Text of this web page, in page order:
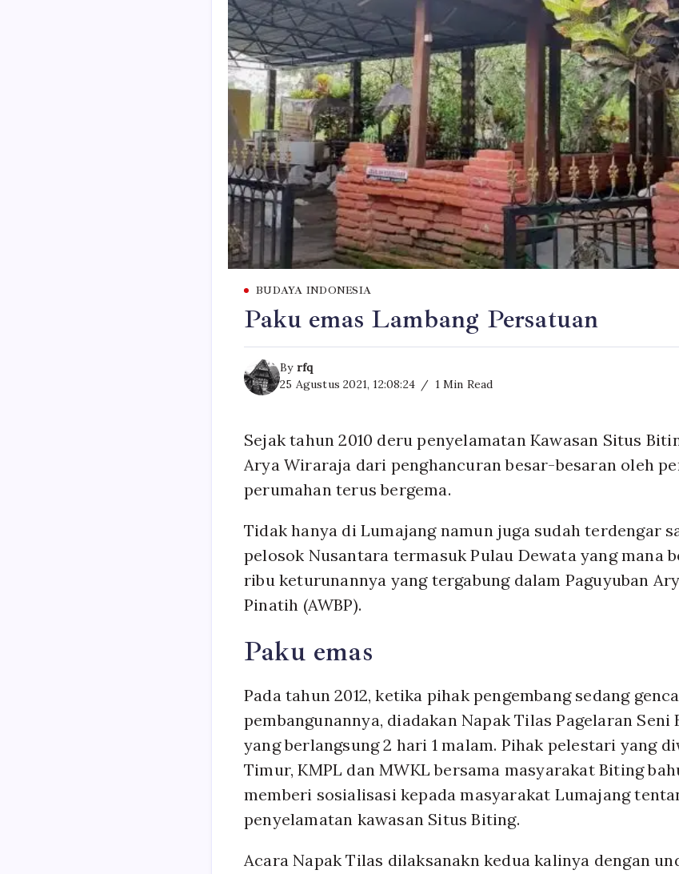
BUDAYA INDONESIA
Paku emas Lambang Persatuan
By rfq
25 Agustus 2021, 12:08:24
1 Min Read
Sejak tahun 2010 deru penyelamatan Kawasan Situs
Arya Wiraraja dari penghancuran besar-besaran oleh
perumahan terus bergema.
Tidak hanya di Lumajang namun juga sudah terdengar
pelosok Nusantara termasuk Pulau Dewata yang mana
ribu keturunannya yang tergabung dalam Paguyuban
Pinatih (AWBP).
Paku emas
Pada tahun 2012, ketika pihak pengembang sedang
pembangunannya, diadakan Napak Tilas Pagelaran Seni
yang berlangsung 2 hari 1 malam. Pihak pelestari yang
Timur, KMPL dan MWKL bersama masyarakat Biting
memberi sosialisasi kepada masyarakat Lumajang
penyelamatan kawasan Situs Biting.
Acara Napak Tilas dilaksanakn kedua kalinya dengan